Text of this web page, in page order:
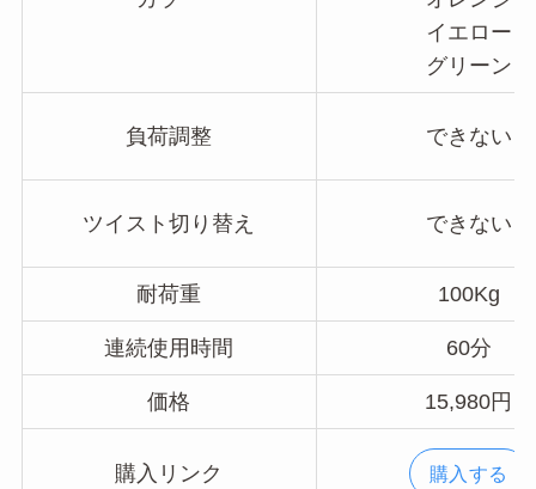
イエロー
グリーン
負荷調整 できない
ツイスト切り替え できない
耐荷重 100Kg
連続使用時間 60分
価格 15,980円
購入リンク 購入する